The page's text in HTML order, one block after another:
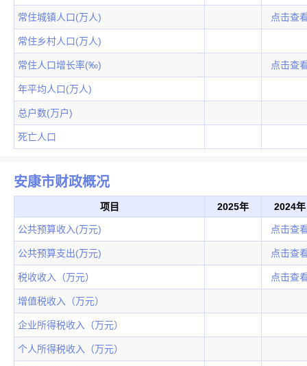
常住城镇人口(万人) 点击查
常住乡村人口(万人)
常住人口增长率(‰) 点击查
年平均人口(万人)
总户数(万户)
死亡人口
安康市财政概况
项目 2025年 2024年
公共预算收入(万元) 点击查
公共预算支出(万元) 点击查
税收收入（万元） 点击查
增值税收入（万元）
企业所得税收入（万元）
个人所得税收入（万元）